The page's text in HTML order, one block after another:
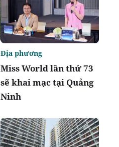
Miss World lần thứ 73
sẽ khai mạc tại Quảng
Ninh
Địa phương